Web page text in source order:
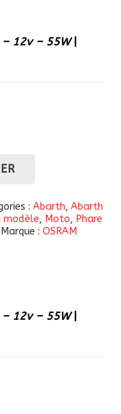
– 12v – 55W
: Abarth, Abarth
modèle, Moto, Phare
Marque : OSRAM
– 12v – 55W